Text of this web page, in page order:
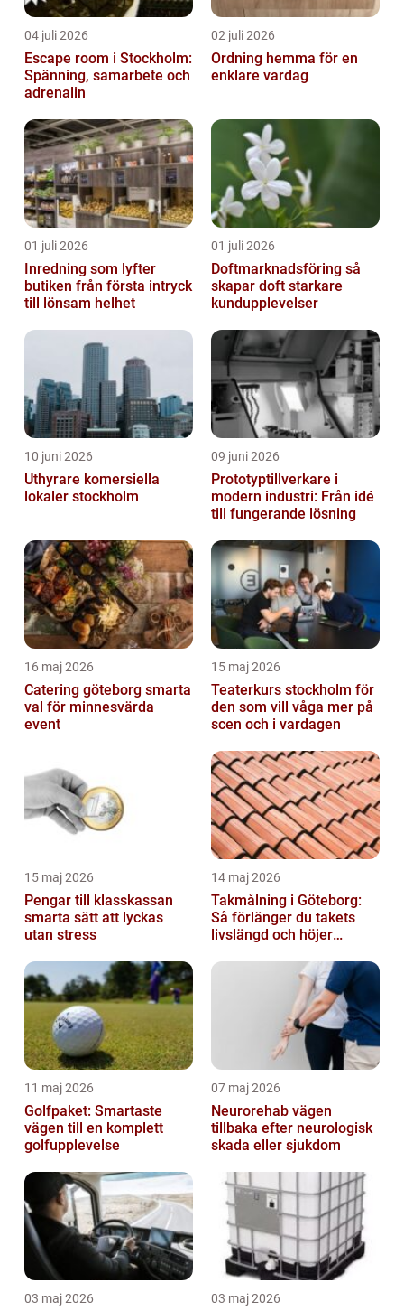
04 juli 2026
Escape room i Stockholm:
Spänning, samarbete och
adrenalin
02 juli 2026
Ordning hemma för en
enklare vardag
01 juli 2026
Inredning som lyfter
butiken från första intryck
till lönsam helhet
01 juli 2026
Doftmarknadsföring så
skapar doft starkare
kundupplevelser
10 juni 2026
Uthyrare komersiella
lokaler stockholm
09 juni 2026
Prototyptillverkare i
modern industri: Från idé
till fungerande lösning
16 maj 2026
Catering göteborg smarta
val för minnesvärda
event
15 maj 2026
Teaterkurs stockholm för
den som vill våga mer på
scen och i vardagen
15 maj 2026
Pengar till klasskassan
smarta sätt att lyckas
utan stress
14 maj 2026
Takmålning i Göteborg:
Så förlänger du takets
livslängd och höjer
11 maj 2026
Golfpaket: Smartaste
vägen till en komplett
golfupplevelse
07 maj 2026
Neurorehab vägen
tillbaka efter neurologisk
skada eller sjukdom
03 maj 2026 03 maj 2026